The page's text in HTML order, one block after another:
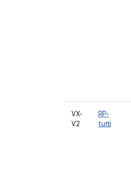
VX-
V2
RP-
tutti